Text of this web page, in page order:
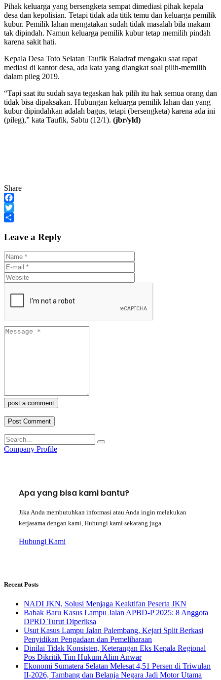
Pihak keluarga yang bersengketa sempat dimediasi pihak kepala
desa dan kepolisian. Tetapi tidak ada titik temu dan keluarga pemilik
kubur. Pemilik lahan mengatakan sudah tidak masalah bila makam
tak dipindah. Namun keluarga pemilik kubur tetap memilih pindah
karena sakit hati.
Kepala Desa Toto Selatan Taufik Baladraf mengaku saat rapat
mediasi di kantor desa, ada kata yang diangkat soal pilih-memilih
dalam pileg 2019.
“Tapi saat itu sudah saya tegaskan hak pilih itu hak semua orang dan
tidak bisa dipaksakan. Hubungan keluarga pemilik lahan dan yang
kubur dipindahkan adalah bagus, tetapi (bersengketa) karena ada ini
(pileg),” kata Taufik, Sabtu (12/1). (jbr/yld)
Share
Facebook
Twitter
Leave a Reply
post a comment
Company Profile
Apa yang bisa kami bantu?
Jika Anda membutuhkan informasi atau Anda ingin melakukan
kerjasama dengan kami, Hubungi kami sekarang juga.
Hubungi Kami
Recent Posts
NADI JKN, Solusi Menjaga Keaktifan Peserta JKN
Babak Baru Kasus Lampu Jalan APBD-P 2025: 8 Anggota
DPRD Turut Diperiksa
Usut Kasus Lampu Jalan Palembang, Kejari Split Berkasi
Penyidikan Pengadaan dan Pemeliharaan
Dinilai Tidak Konsisten, Keterangan Eks Kepala Regional
Pos Dikritik Tim Hukum Alim Anwar
Ekonomi Sumatera Selatan Melesat 4,51 Persen di Triwulan
II-2026, Tambang dan Belanja Negara Jadi Motor Utama